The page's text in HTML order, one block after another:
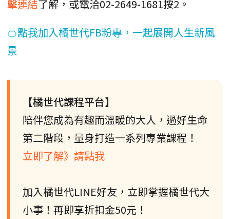
擊連結了解，或電洽02-2649-1681按2。
🍊點我加入橘世代FB粉專，一起展開人生新風
景
【橘世代課程平台】
陪伴您成為有趣而溫暖的大人，過好生命
第二階段，量身打造一系列專業課程！
立即了解》請點我
加入橘世代LINE好友，立即掌握橘世代大
小事！再即享折扣金50元！